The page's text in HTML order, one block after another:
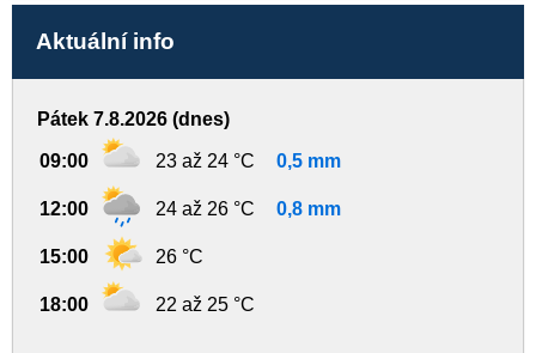
Aktuální info
Pátek 7.8.2026 (dnes)
09:00 23 až 24 °C 0,5 mm
12:00 24 až 26 °C 0,8 mm
15:00 26 °C
18:00 22 až 25 °C